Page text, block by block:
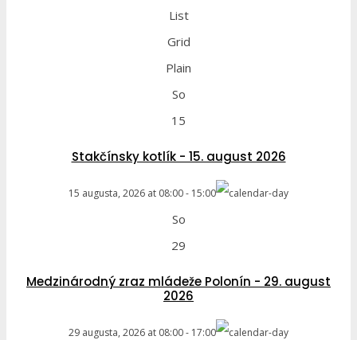
List
Grid
Plain
So
15
Stakčínsky kotlík - 15. august 2026
15 augusta, 2026 at 08:00- 15:00
So
29
Medzinárodný zraz mládeže Polonín - 29. august
2026
29 augusta, 2026 at 08:00- 17:00